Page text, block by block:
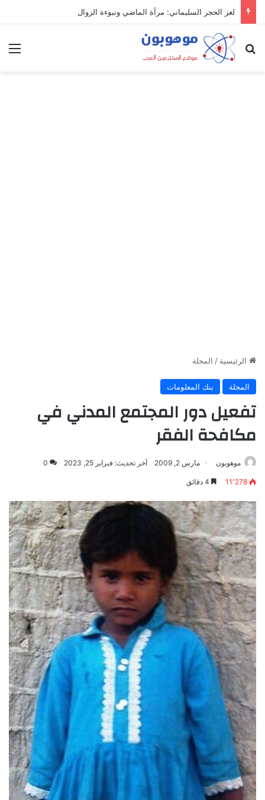
لغز الحجر السليماني: مرآة الماضي ونبوءة الزوال
بحث عن
الرئيسية / المجلة
المجلة بنك المعلومات
تفعيل دور المجتمع المدني في
مكافحة الفقر
موهوبون مارس 2, 2009 آخر تحديث: فبراير 25, 2023 0
11٬278